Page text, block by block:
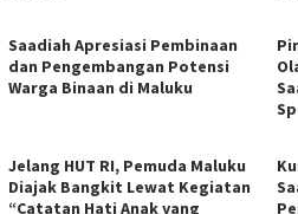
Saadiah Apresiasi Pembinaan
dan Pengembangan Potensi
Warga Binaan di Maluku
Jelang HUT RI, Pemuda Maluku
Diajak Bangkit Lewat Kegiatan
“Catatan Hati Anak yang